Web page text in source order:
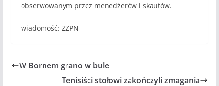
obserwowanym przez menedżerów i skautów.
wiadomość: ZZPN
W Bornem grano w bule
Tenisiści stołowi zakończyli zmagania